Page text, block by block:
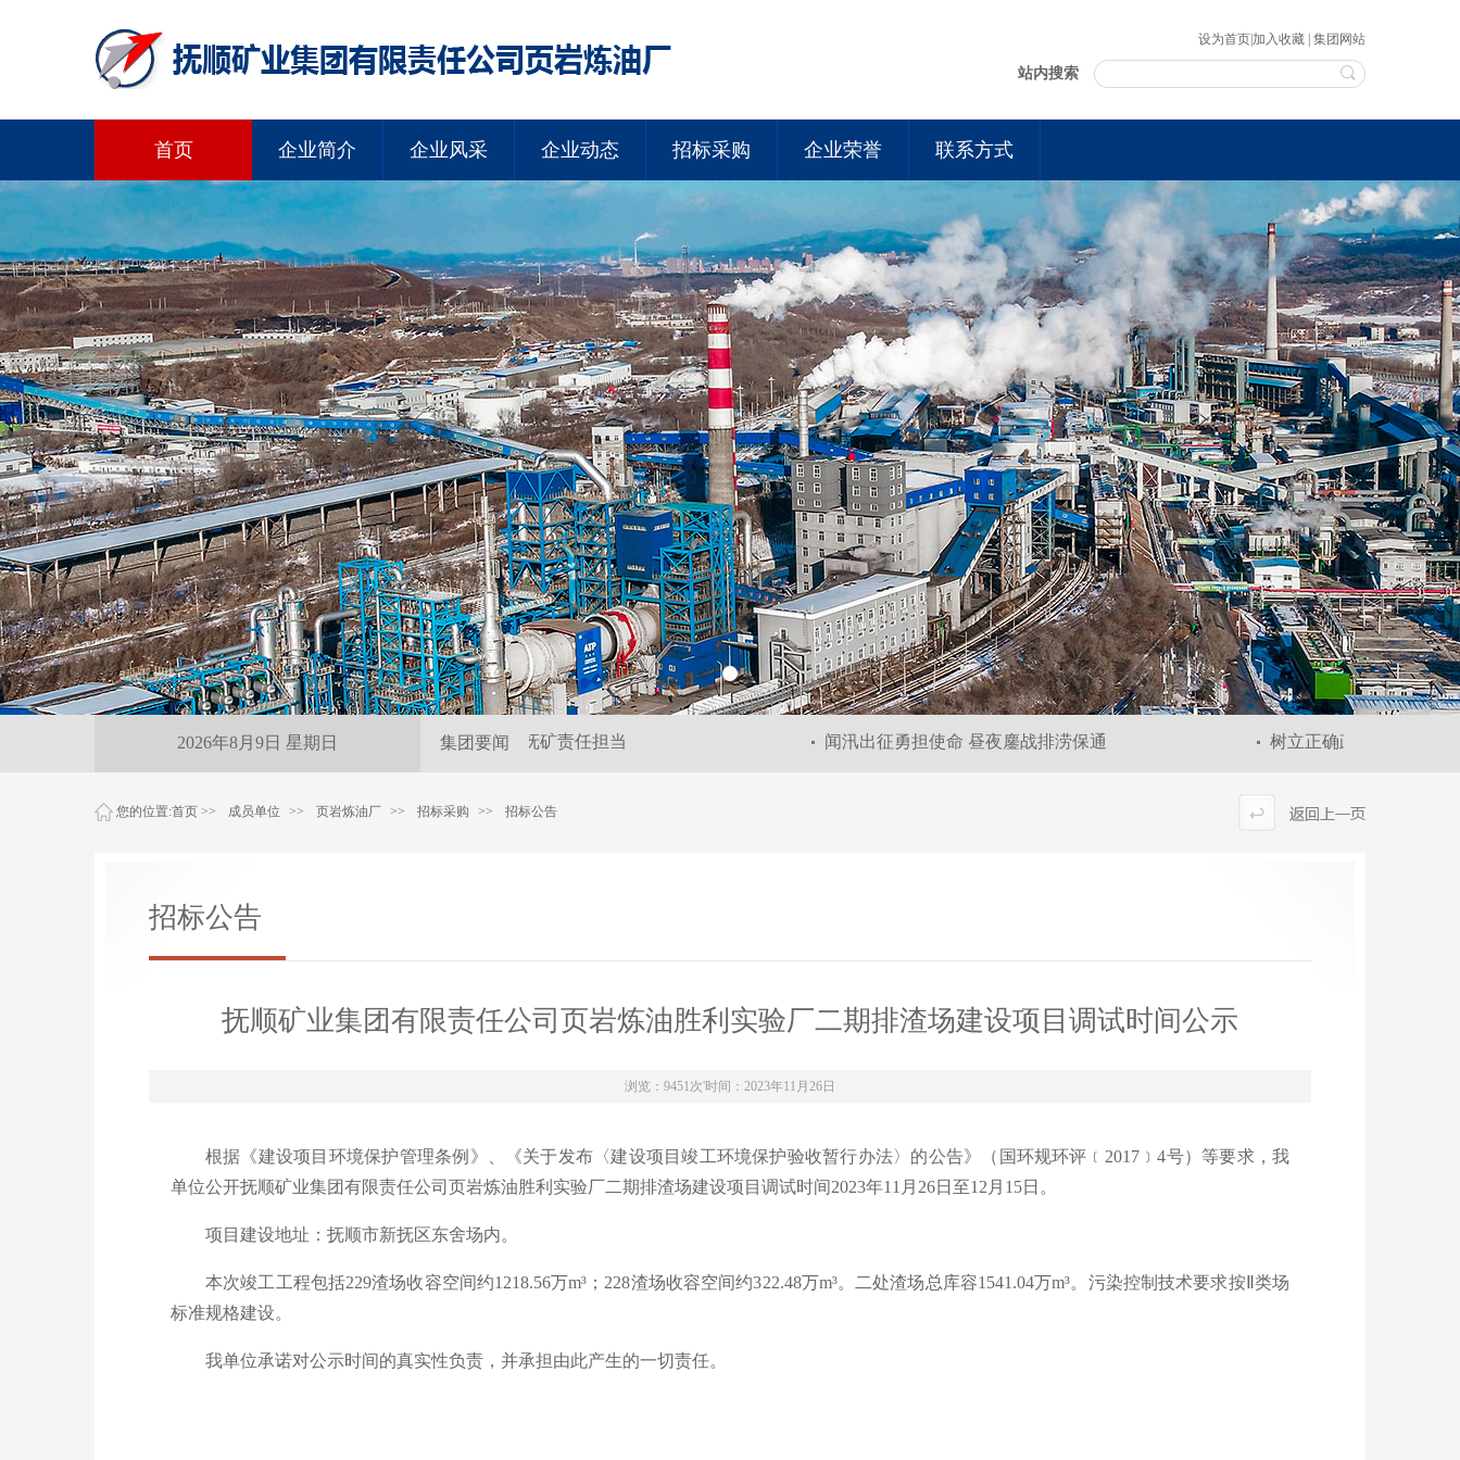
设为首页 加入收藏 集团网站
站内搜索
首页 企业简介 企业风采 企业动态 招标采购 企业荣誉 联系方式
2026年8月9日 星期日 集团要闻
雨夜紧急保供 尽显抚矿责任担当 闻汛出征勇担使命 昼夜鏖战排涝保通
您的位置:首页 >> 成员单位 >> 页岩炼油厂 >> 招标采购 >> 招标公告
招标公告
抚顺矿业集团有限责任公司页岩炼油胜利实验厂二期排渣场建设项目调试时间公示
浏览：9451次'时间：2023年11月26日
根据《建设项目环境保护管理条例》、《关于发布〈建设项目竣工环境保护验收暂行办法〉的公告》（国环规环评﹝2017﹞4号）等要求，我
单位公开抚顺矿业集团有限责任公司页岩炼油胜利实验厂二期排渣场建设项目调试时间2023年11月26日至12月15日。
项目建设地址：抚顺市新抚区东舍场内。
本次竣工工程包括229渣场收容空间约1218.56万m³；228渣场收容空间约322.48万m³。二处渣场总库容1541.04万m³。污染控制技术要求按Ⅱ类场
标准规格建设。
我单位承诺对公示时间的真实性负责，并承担由此产生的一切责任。